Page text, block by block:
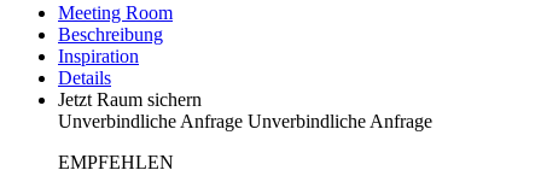
Meeting Room
Beschreibung
Inspiration
Details
Jetzt Raum sichern
Unverbindliche Anfrage Unverbindliche Anfrage
EMPFEHLEN